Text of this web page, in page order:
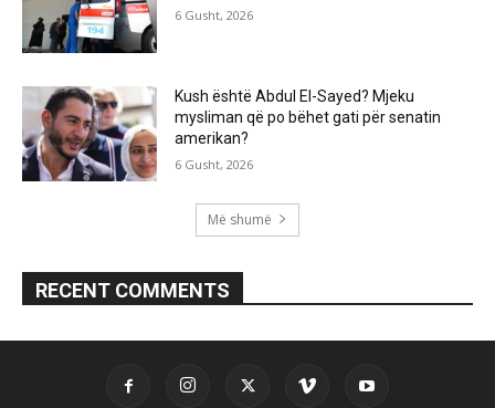
6 Gusht, 2026
Kush është Abdul El-Sayed? Mjeku
mysliman që po bëhet gati për senatin
amerikan?
6 Gusht, 2026
Më shumë
RECENT COMMENTS